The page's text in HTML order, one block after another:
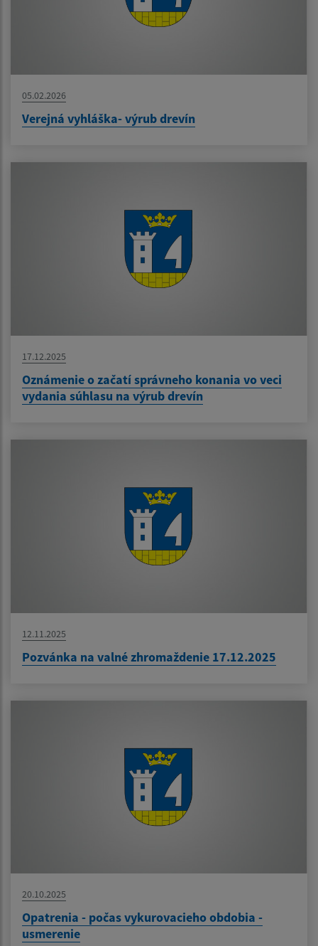
05.02.2026
Verejná vyhláška- výrub drevín
17.12.2025
Oznámenie o začatí správneho konania vo veci
vydania súhlasu na výrub drevín
12.11.2025
Pozvánka na valné zhromaždenie 17.12.2025
20.10.2025
Opatrenia - počas vykurovacieho obdobia -
usmerenie